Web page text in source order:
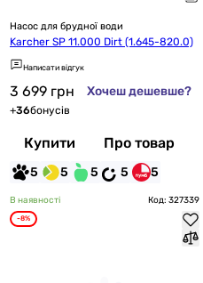
Насос для брудної води
Karcher SP 11.000 Dirt (1.645-820.0)
Написати відгук
3 699 грн Хочеш дешевше?
+36бонусів
Купити Про товар
5 5 5 5 5
В наявності Код: 327339
-8%